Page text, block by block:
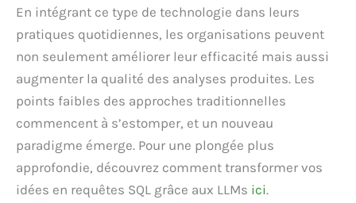
En intégrant ce type de technologie dans leurs
pratiques quotidiennes, les organisations peuvent
non seulement améliorer leur efficacité mais aussi
augmenter la qualité des analyses produites. Les
points faibles des approches traditionnelles
commencent à s’estomper, et un nouveau
paradigme émerge. Pour une plongée plus
approfondie, découvrez comment transformer vos
idées en requêtes SQL grâce aux LLMs ici.